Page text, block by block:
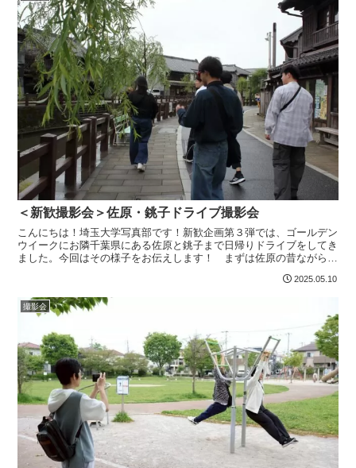
＜新歓撮影会＞佐原・銚子ドライブ撮影会
こんにちは！埼玉大学写真部です！新歓企画第３弾では、ゴールデン
ウイークにお隣千葉県にある佐原と銚子まで日帰りドライブをしてき
ました。今回はその様子をお伝えします！ まずは佐原の昔ながらの
2025.05.10
撮影会